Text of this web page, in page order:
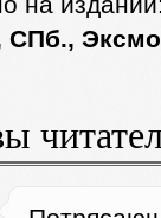
СПб.,